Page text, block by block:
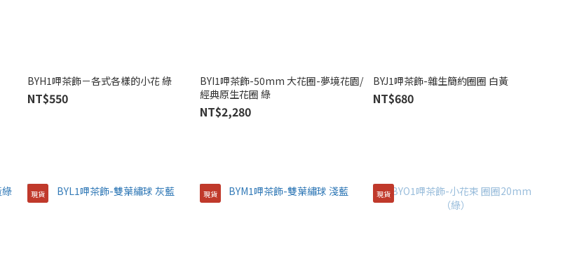
BYH1呷茶飾－各式各樣的小花 綠
NT$550
BYI1呷茶飾-50mm 大花圈-夢境花園/
經典原生花圈 綠
NT$2,280
BYJ1呷茶飾-雜生簡約圈圈 白黃
NT$680
現貨 現貨 現貨